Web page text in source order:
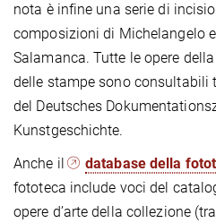
nota è infine una serie di
composizioni di Michelangelo
Salamanca. Tutte le opere
delle stampe sono
del Deutsches
Kunstgeschichte.
Anche il
database della
fototeca include voci del
opere d’arte della collezione